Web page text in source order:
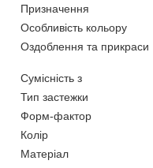
Призначення
Особливість кольору
Оздоблення та прикраси
Сумісність з
Тип застежки
Форм-фактор
Колір
Матеріал